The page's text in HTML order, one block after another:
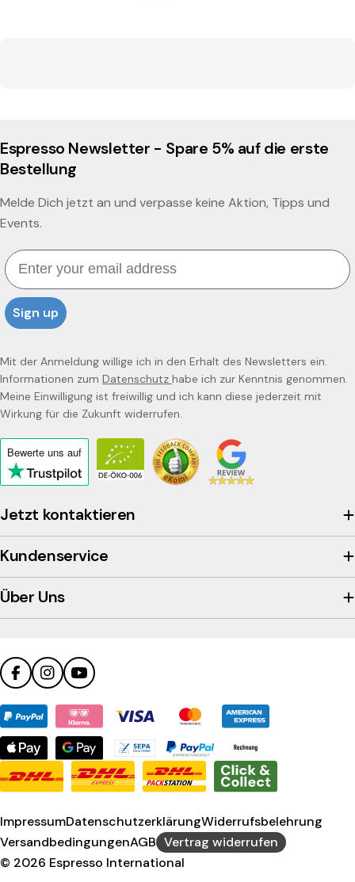
Jetzt kontaktieren
Kundenservice
Über Uns
Espresso Newsletter - Spare 5% auf die erste
Bestellung
Melde Dich jetzt an und verpasse keine Aktion, Tipps und
Events.
Email
Sign up
Mit der Anmeldung willige ich in den Erhalt des Newsletters ein.
Informationen zum Datenschutz habe ich zur Kenntnis genommen.
Meine Einwilligung ist freiwillig und ich kann diese jederzeit mit
Wirkung für die Zukunft widerrufen.
Bewerte uns auf
Click
to
view
the
company's
Trustpilot
profile
FacebookInstagramYouTube
Zahlungsmethoden
ImpressumDatenschutzerklärungWiderrufsbelehrung
VersandbedingungenAGB Vertrag widerrufen
© 2026 Espresso International